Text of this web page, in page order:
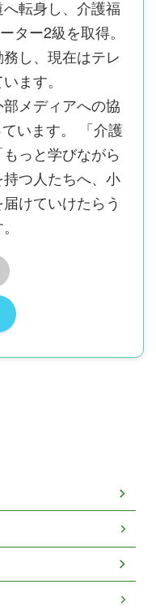
転身し、介護福
ター2級を取得。
し、現在はテレ
ます。
メディアへの協
います。 「介護
っと学びながら
つ人たちへ、小
けていけたらう